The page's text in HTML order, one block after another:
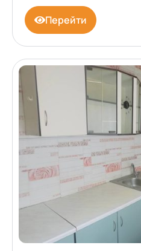
Перейти